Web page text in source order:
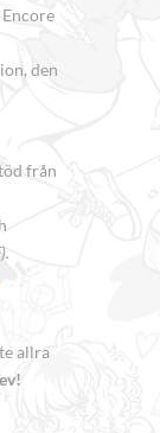
den
från
allra